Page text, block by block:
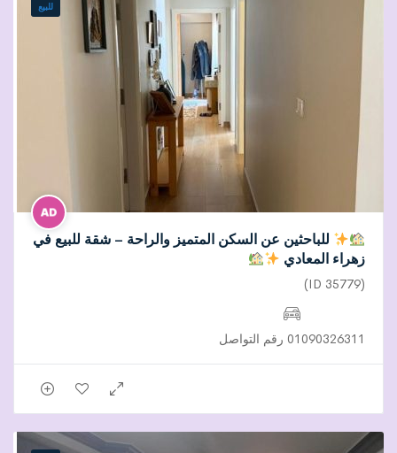
للبيع
للباحثين عن السكن المتميز والراحة – شقة للبيع في
زهراء المعادي
(ID 35779)
01090326311 رقم التواصل